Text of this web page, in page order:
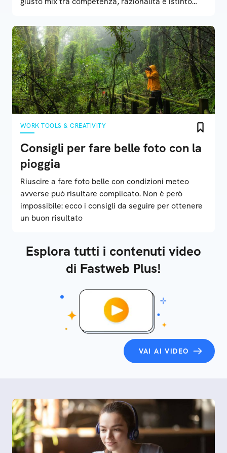
WORK TOOLS & CREATIVITY
Consigli per fare belle foto con la
pioggia
Riuscire a fare foto belle con condizioni meteo
avverse può risultare complicato. Non è però
impossibile: ecco i consigli da seguire per ottenere
un buon risultato
Esplora tutti i contenuti video
di Fastweb Plus!
VAI AI VIDEO